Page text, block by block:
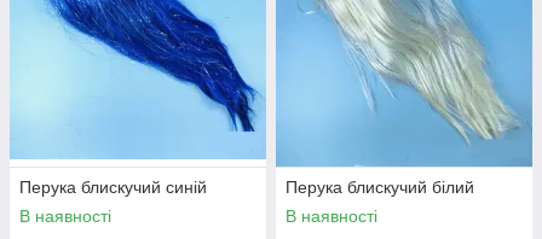
Перука блискучий синій
В наявності
Перука блискучий білий
В наявності